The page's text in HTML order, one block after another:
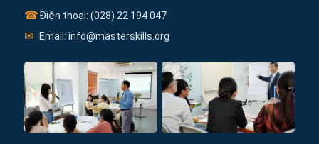
☎Điện thoại: (028) 22 194 047
✉ Email: info@masterskills.org